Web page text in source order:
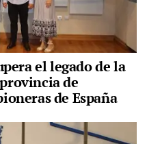
el legado de la
de
de España